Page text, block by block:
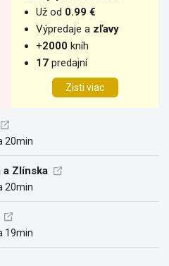
Už od 0.99 €
Výpredaje a zľavy
+2000 kníh
17 predajní
Zisti viac
20min
a Zlínska
20min
19min